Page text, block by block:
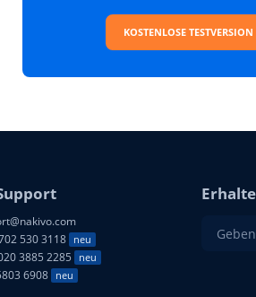
KOSTENLOSE TESTVERSION
530 3118 neu
3885 2285 neu
6908 neu